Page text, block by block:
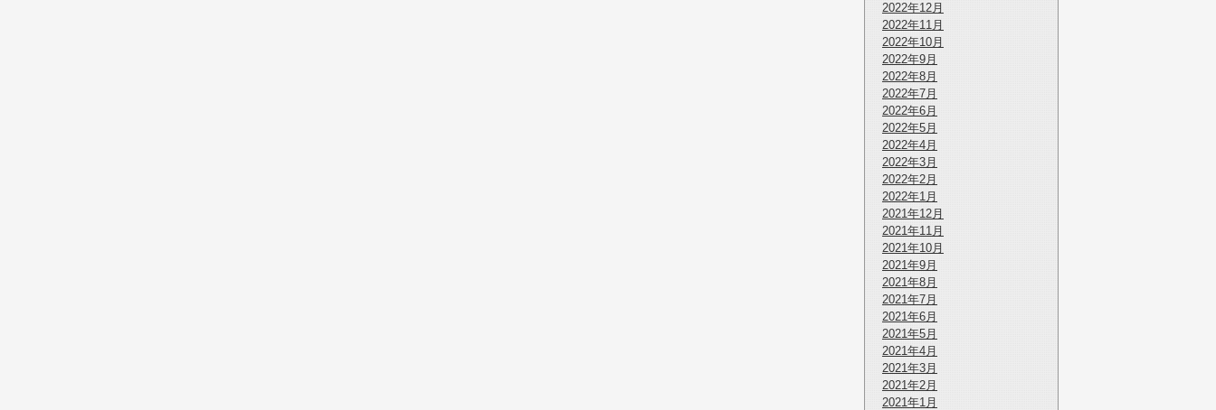
2022年12月
2022年11月
2022年10月
2022年9月
2022年8月
2022年7月
2022年6月
2022年5月
2022年4月
2022年3月
2022年2月
2022年1月
2021年12月
2021年11月
2021年10月
2021年9月
2021年8月
2021年7月
2021年6月
2021年5月
2021年4月
2021年3月
2021年2月
2021年1月